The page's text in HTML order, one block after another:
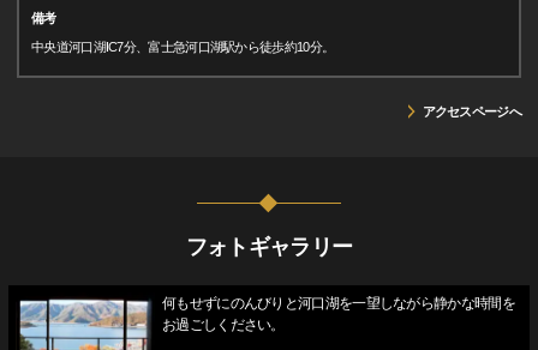
備考
中央道河口湖IC7分、富士急河口湖駅から徒歩約10分。
アクセスページへ
フォトギャラリー
何もせずにのんびりと河口湖を一望しながら静かな時間を
お過ごしください。